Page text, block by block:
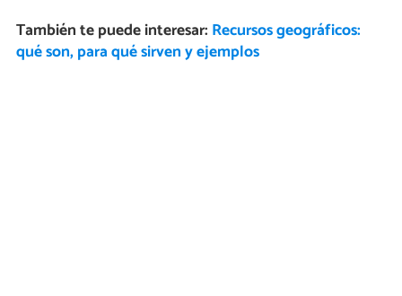
También te puede interesar: Recursos geográficos:
qué son, para qué sirven y ejemplos